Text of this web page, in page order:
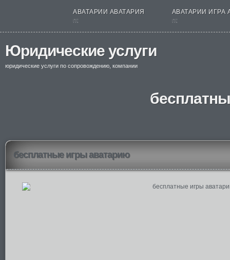
АВАТАРИИ АВАТАРИЯ
nt
АВАТАРИИ ИГРА
nt
Юридические услуги
юридические услуги по сопровождению, компании
бесплатные игры аватарию